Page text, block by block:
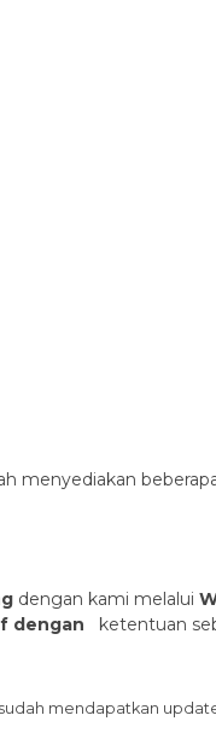
menyediakan
dengan kami melalui
dengan ketentuan
mendapatkan